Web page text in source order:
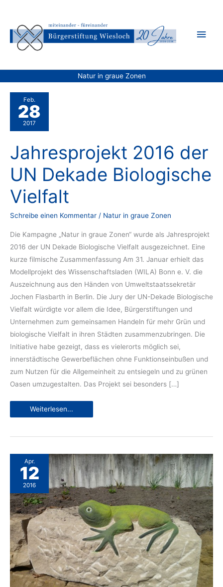
springen
Natur in graue Zonen
Feb.
28
2017
Jahresprojekt 2016 der
UN Dekade Biologische
Vielfalt
Schreibe einen Kommentar / Natur in graue Zonen
Die Kampagne „Natur in graue Zonen“ wurde als Jahresprojekt
2016 der UN Dekade Biologische Vielfalt ausgezeichnet. Eine
kurze filmische Zusammenfassung Am 31. Januar erhielt das
Modellprojekt des Wissenschaftsladen (WILA) Bonn e. V. die
Auszeichnung aus den Händen von Umweltstaatssekretär
Jochen Flasbarth in Berlin. Die Jury der UN-Dekade Biologische
Vielfalt würdigte vor allem die Idee, Bürgerstiftungen und
Unternehmen zum gemeinsamen Handeln für mehr Grün und
biologische Vielfalt in ihren Städten zusammenzubringen. Die
Initiative habe gezeigt, dass es vielerorts möglich sei,
innerstädtische Gewerbeflächen ohne Funktionseinbußen und
zum Nutzen für die Allgemeinheit zu entsiegeln und zu grünen
Oasen umzugestalten. Das Projekt sei besonders […]
Jahresprojekt
Weiterlesen...
Apr.
12
2016